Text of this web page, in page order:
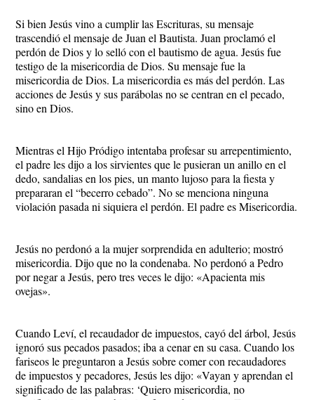
Si bien Jesús vino a cumplir las Escrituras, su mensaje
trascendió el mensaje de Juan el Bautista. Juan proclamó el
perdón de Dios y lo selló con el bautismo de agua. Jesús fue
testigo de la misericordia de Dios. Su mensaje fue la
misericordia de Dios. La misericordia es más del perdón. Las
acciones de Jesús y sus parábolas no se centran en el pecado,
sino en Dios.
Mientras el Hijo Pródigo intentaba profesar su arrepentimiento,
el padre les dijo a los sirvientes que le pusieran un anillo en el
dedo, sandalias en los pies, un manto lujoso para la fiesta y
prepararan el “becerro cebado”. No se menciona ninguna
violación pasada ni siquiera el perdón. El padre es Misericordia.
Jesús no perdonó a la mujer sorprendida en adulterio; mostró
misericordia. Dijo que no la condenaba. No perdonó a Pedro
por negar a Jesús, pero tres veces le dijo: «Apacienta mis
ovejas».
Cuando Leví, el recaudador de impuestos, cayó del árbol, Jesús
ignoró sus pecados pasados; iba a cenar en su casa. Cuando los
fariseos le preguntaron a Jesús sobre comer con recaudadores
de impuestos y pecadores, Jesús les dijo: «Vayan y aprendan el
significado de las palabras: ‘Quiero misericordia, no